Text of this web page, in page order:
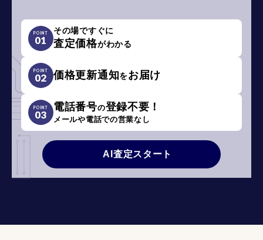
POINT
01
その場ですぐに
査定価格がわかる
POINT
02 価格更新通知をお届け
POINT
03
電話番号の登録不要！
メールや電話での営業なし
AI査定スタート